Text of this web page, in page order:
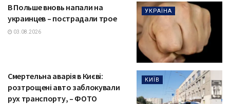
УКРАЇНА
В Польше вновь напали на
украинцев – пострадали трое
03.08.2026
КИЇВ
Смертельна аварія в Києві:
розтрощені авто заблокували
рух транспорту, – ФОТО